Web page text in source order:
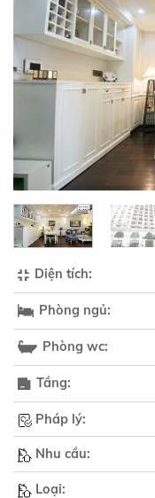
Diện tích:
Phòng ngủ:
Phòng wc:
Tầng:
Pháp lý:
Nhu cầu:
Loại: